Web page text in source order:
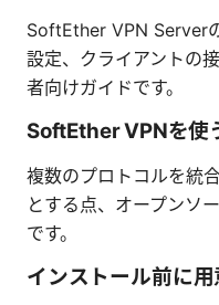
SoftEther VPN Server
設定、クライアントの
者向けガイドです。
SoftEther VPNを使
複数のプロトコルを統
とする点、オープンソ
です。
インストール前に